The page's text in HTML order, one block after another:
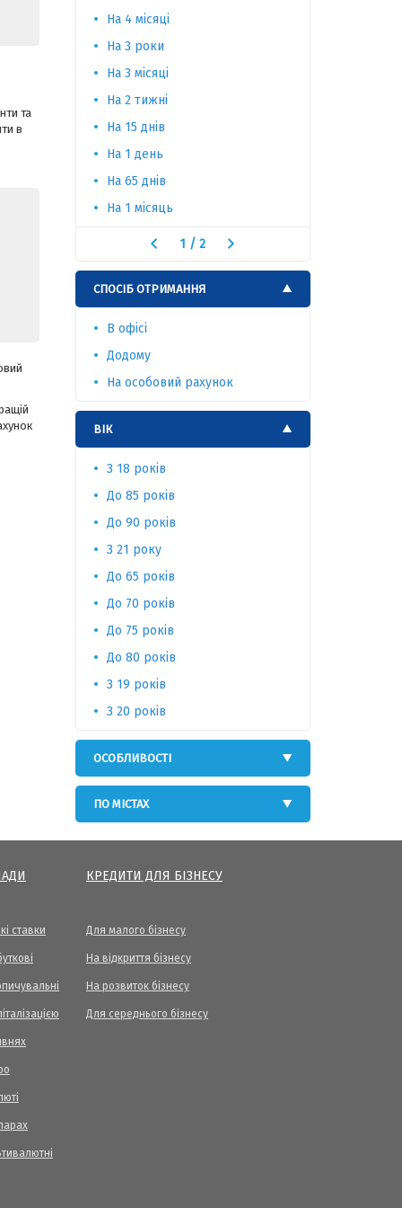
та
в
На 4 місяці
На 3 роки
На 3 місяці
На 2 тижні
На 15 днів
На 1 день
На 65 днів
На 1 місяць
1 /2
СПОСІБ ОТРИМАННЯ
В офісі
Додому
На особовий рахунок
ВІК
З 18 років
До 85 років
До 90 років
З 21 року
До 65 років
До 70 років
До 75 років
До 80 років
З 19 років
З 20 років
ОСОБЛИВОСТІ
ПО МІСТАХ
ставки
КРЕДИТИ ДЛЯ БІЗНЕСУ
Для малого бізнесу
На відкриття бізнесу
На розвиток бізнесу
Для середнього бізнесу